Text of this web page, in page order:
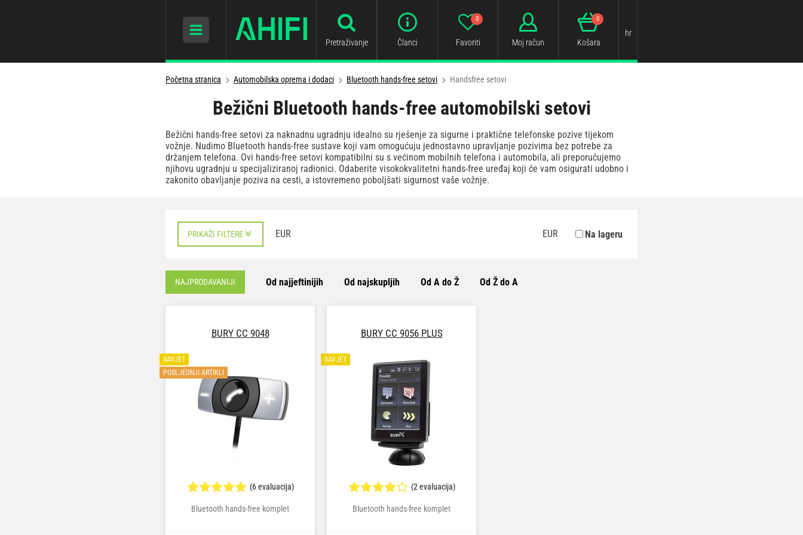
Pretraživanje Članci Favoriti
0
Moj račun Košara
0
hr
Početna stranica Automobilska oprema i dodaci Bluetooth hands-free setovi Handsfree setovi
Bežični Bluetooth hands-free automobilski setovi
Bežični hands-free setovi za naknadnu ugradnju idealno su rješenje za sigurne i praktične telefonske pozive tijekom
vožnje. Nudimo Bluetooth hands-free sustave koji vam omogućuju jednostavno upravljanje pozivima bez potrebe za
držanjem telefona. Ovi hands-free setovi kompatibilni su s većinom mobilnih telefona i automobila, ali preporučujemo
njihovu ugradnju u specijaliziranoj radionici. Odaberite visokokvalitetni hands-free uređaj koji će vam osigurati udobno i
zakonito obavljanje poziva na cesti, a istovremeno poboljšati sigurnost vaše vožnje.
PRIKAŽI FILTERE EUR EUR Na lageru
NAJPRODAVANIJI Od najjeftinijih Od najskupljih Od A do Ž Od Ž do A
BURY CC 9048
SAVJET
POSLJEDNJI ARTIKLI
(6 evaluacija)
Bluetooth hands-free komplet
BURY CC 9056 PLUS
SAVJET
(2 evaluacija)
Bluetooth hands-free komplet